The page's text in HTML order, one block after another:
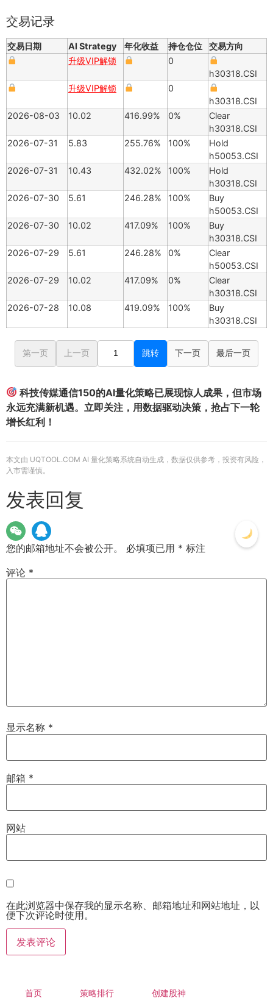
交易记录
交易日期 AI Strategy 年化收益 持仓仓位
交易方向
升级VIP解锁
0
h30318.CSI
升级VIP解锁
0
h30318.CSI
2026-08-03
10.02 416.99% 0%
Clear
h30318.CSI
2026-07-31
5.83 255.76% 100%
Hold
h50053.CSI
2026-07-31
10.43 432.02% 100%
Hold
h30318.CSI
2026-07-30
5.61 246.28% 100%
Buy
h50053.CSI
2026-07-30
10.02 417.09% 100%
Buy
h30318.CSI
2026-07-29
5.61 246.28% 0%
Clear
h50053.CSI
2026-07-29
10.02 417.09% 0%
Clear
h30318.CSI
2026-07-28
10.08 419.09% 100%
Buy
h30318.CSI
第一页 上一页 跳转 下一页 最后一页
科技传媒通信150的AI量化策略已展现惊人成果，但市场
永远充满新机遇。立即关注，用数据驱动决策，抢占下一轮
增长红利！
本文由 UQTOOL.COM AI 量化策略系统自动生成，数据仅供参考，投资有风险，
入市需谨慎。
发表回复
您的邮箱地址不会被公开。 必填项已用 * 标注
评论 *
显示名称 *
邮箱 *
网站
在此浏览器中保存我的显示名称、邮箱地址和网站地址，以
便下次评论时使用。
首页 策略排行 创建股神